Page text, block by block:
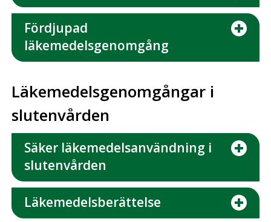
Fördjupad
läkemedelsgenomgång
Läkemedelsgenomgångar i
slutenvården
Säker läkemedelsanvändning i
slutenvården
Läkemedelsberättelse